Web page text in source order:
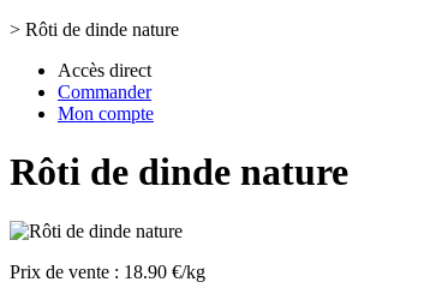
> Rôti de dinde nature
Accès direct
Commander
Mon compte
Rôti de dinde nature
Prix de vente : 18.90 €/kg